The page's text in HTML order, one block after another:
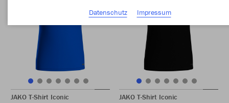
JAKO T-Shirt Iconic
JAKO T-Shirt Iconic
Datenschutz
Impressum